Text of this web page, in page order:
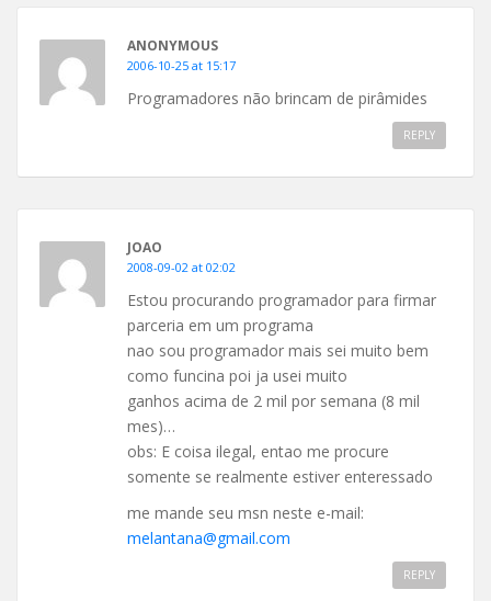
ANONYMOUS
2006-10-25 at 15:17
Programadores não brincam de pirâmides
REPLY
JOAO
2008-09-02 at 02:02
Estou procurando programador para firmar
parceria em um programa
nao sou programador mais sei muito bem
como funcina poi ja usei muito
ganhos acima de 2 mil por semana (8 mil
mes)…
obs: E coisa ilegal, entao me procure
somente se realmente estiver enteressado
me mande seu msn neste e-mail:
melantana@gmail.com
REPLY